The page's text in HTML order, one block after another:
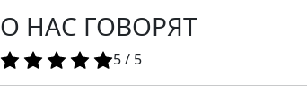
О НАС ГОВОРЯТ
5/ 5